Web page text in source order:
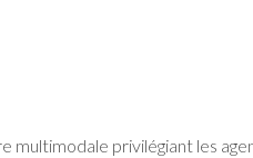
privilégiant les